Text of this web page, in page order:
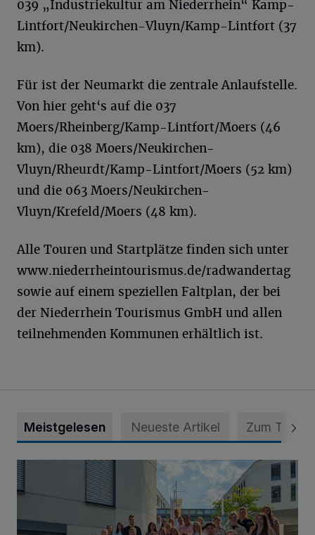
039 „Industriekultur am Niederrhein“ Kamp-
Lintfort/Neukirchen-Vluyn/Kamp-Lintfort (37
km).
Für ist der Neumarkt die zentrale Anlaufstelle.
Von hier geht‘s auf die 037
Moers/Rheinberg/Kamp-Lintfort/Moers (46
km), die 038 Moers/Neukirchen-
Vluyn/Rheurdt/Kamp-Lintfort/Moers (52 km)
und die 063 Moers/Neukirchen-
Vluyn/Krefeld/Moers (48 km).
Alle Touren und Startplätze finden sich unter
www.niederrheintourismus.de/radwandertag
sowie auf einem speziellen Faltplan, der bei
der Niederrhein Tourismus GmbH und allen
teilnehmenden Kommunen erhältlich ist.
Meistgelesen Neueste Artikel Zum Thema
Junge Leute starten Ausbildung bei der Stadt